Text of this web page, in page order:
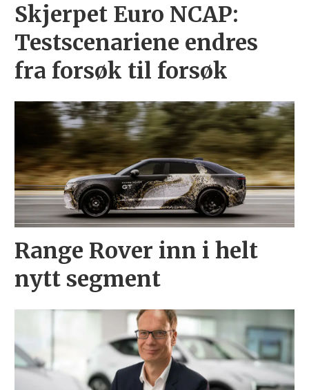
Skjerpet Euro NCAP:
Testscenariene endres
fra forsøk til forsøk
Range Rover inn i helt
nytt segment